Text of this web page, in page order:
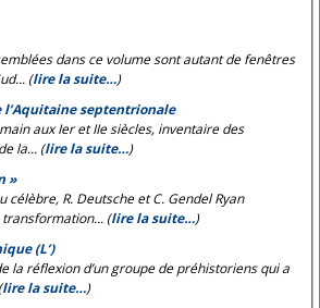
dans ce volume sont autant de fenêtres
(lire la suite…)
l’Aquitaine septentrionale
aux Ier et IIe siècles, inventaire des
la... (lire la suite…)
»
célèbre, R. Deutsche et C. Gendel Ryan
(lire la suite…)
(L’)
la réflexion d’un groupe de préhistoriens qui a
lire la suite…)